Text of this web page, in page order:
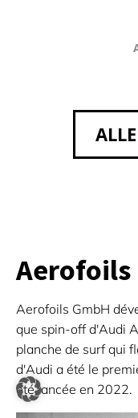
Aerofoils
Aerofoils GmbH
que spin-off d'Audi
planche de surf qui
d'Audi a été le
été lancée en 2022.